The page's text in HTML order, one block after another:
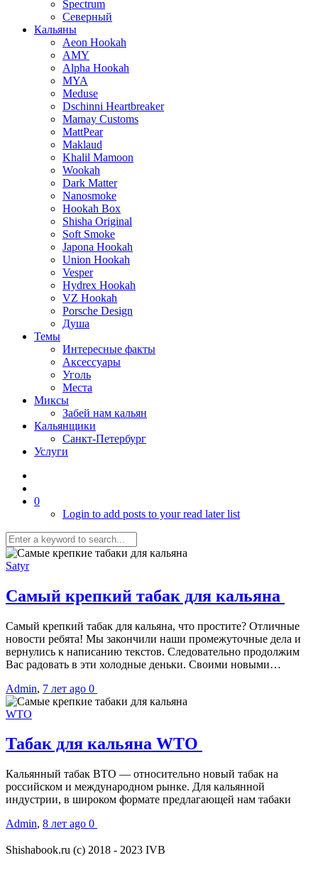
Spectrum
Северный
Кальяны
Aeon Hookah
AMY
Alpha Hookah
MYA
Meduse
Dschinni Heartbreaker
Mamay Customs
MattPear
Maklaud
Khalil Mamoon
Wookah
Dark Matter
Nanosmoke
Hookah Box
Shisha Original
Soft Smoke
Japona Hookah
Union Hookah
Vesper
Hydrex Hookah
VZ Hookah
Porsche Design
Душа
Темы
Интересные факты
Аксессуары
Уголь
Места
Миксы
Забей нам кальян
Кальянщики
Санкт-Петербург
Услуги
0
Login to add posts to your read later list
Satyr
Самый крепкий табак для кальяна
Самый крепкий табак для кальяна, что простите? Отличные
новости ребята! Мы закончили наши промежуточные дела и
вернулись к написанию текстов. Следовательно продолжим
Вас радовать в эти холодные деньки. Своими новыми…
Admin, 7 лет ago 0
WTO
Табак для кальяна WTO
Кальянный табак ВТО — относительно новый табак на
российском и международном рынке. Для кальянной
индустрии, в широком формате предлагающей нам табаки
Admin, 8 лет ago 0
Shishabook.ru (c) 2018 - 2023 IVB